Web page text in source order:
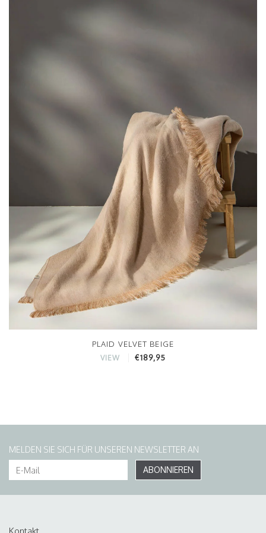
PLAID VELVET BEIGE
VIEW €189,95
MELDEN SIE SICH FÜR UNSEREN NEWSLETTER AN
ABONNIEREN